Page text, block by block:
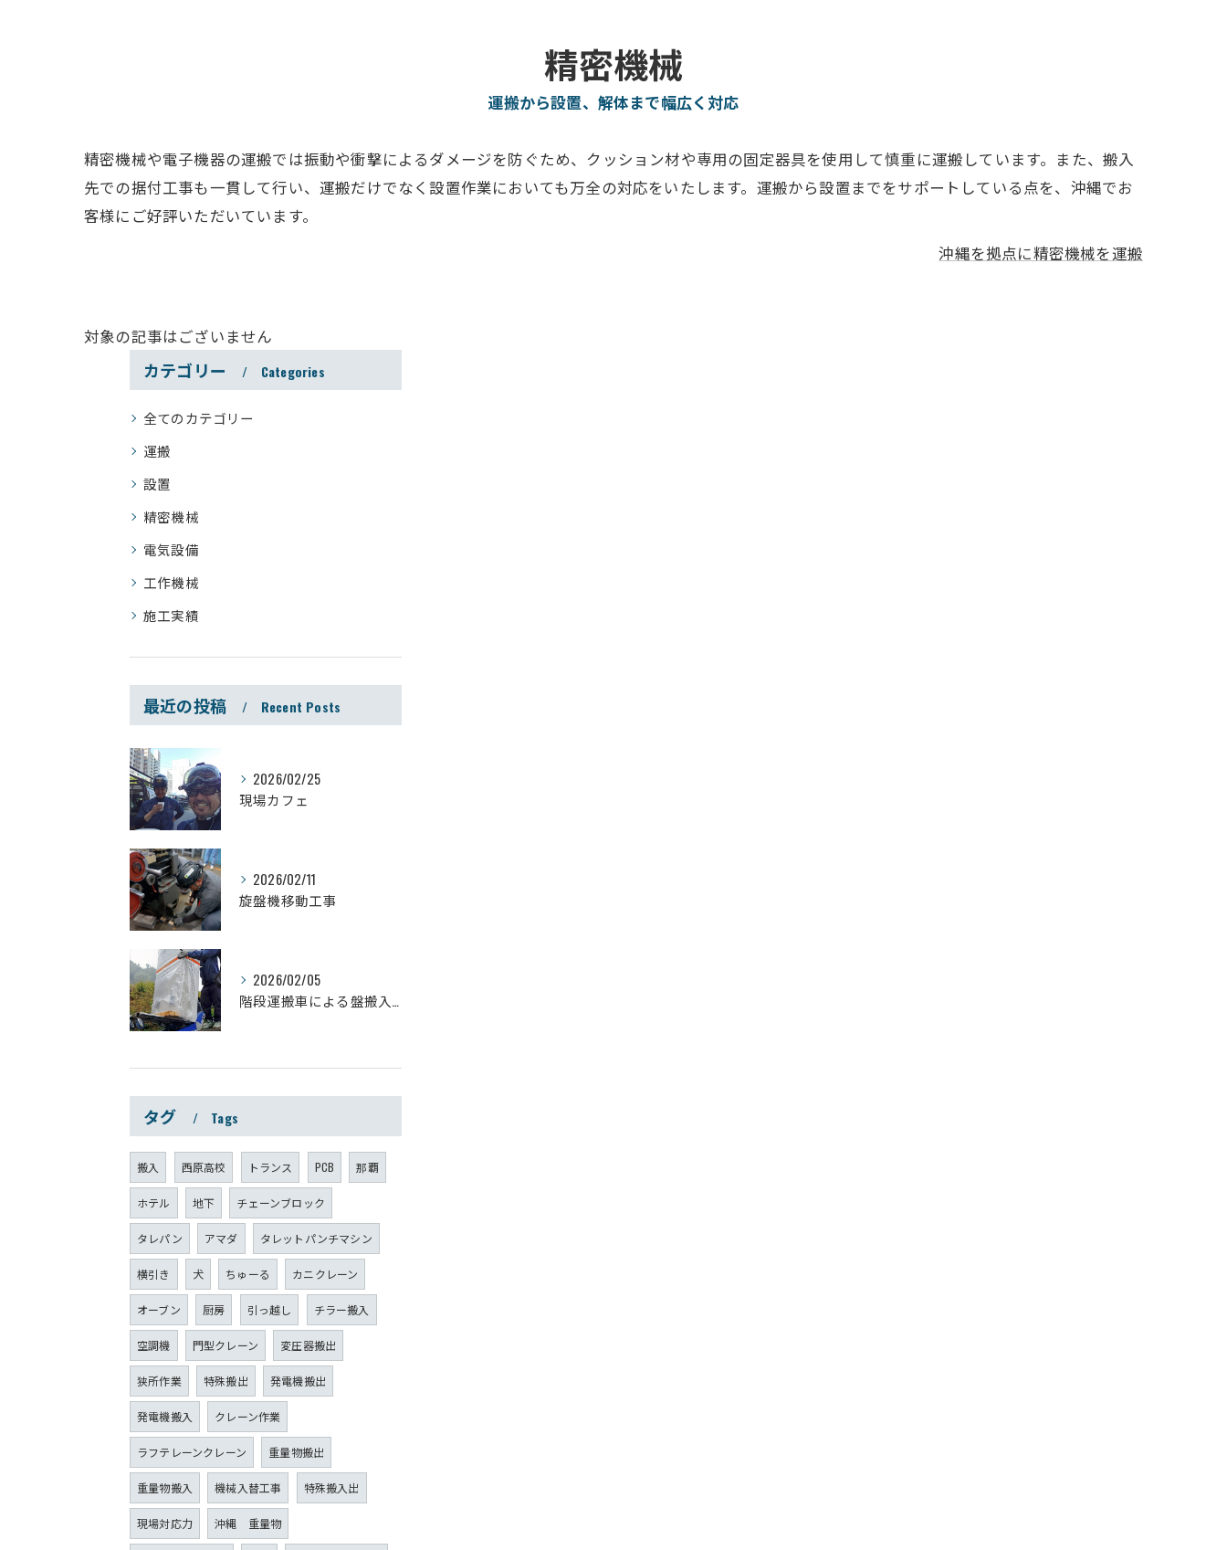
精密機械
運搬から設置、解体まで幅広く対応
精密機械や電子機器の運搬では振動や衝撃によるダメージを防ぐため、クッション材や専用の固定器具を使用して慎重に運搬しています。また、搬入
先での据付工事も一貫して行い、運搬だけでなく設置作業においても万全の対応をいたします。運搬から設置までをサポートしている点を、沖縄でお
客様にご好評いただいています。
沖縄を拠点に精密機械を運搬
対象の記事はございません
カテゴリー Categories
全てのカテゴリー
運搬
設置
精密機械
電気設備
工作機械
施工実績
最近の投稿 Recent Posts
2026/02/25
現場カフェ
2026/02/11
旋盤機移動工事
2026/02/05
階段運搬車による盤搬入工事
タグ Tags
搬入 西原高校 トランス PCB 那覇
ホテル 地下 チェーンブロック
タレパン アマダ タレットパンチマシン
横引き 犬 ちゅーる カニクレーン
オーブン 厨房 引っ越し チラー搬入
空調機 門型クレーン 変圧器搬出
狭所作業 特殊搬出 発電機搬出
発電機搬入 クレーン作業
ラフテレーンクレーン 重量物搬出
重量物搬入 機械入替工事 特殊搬入出
現場対応力 沖縄 重量物